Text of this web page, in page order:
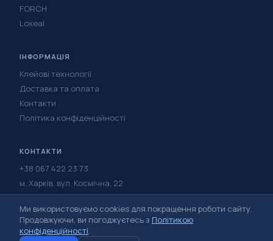
FORCH
Loxeal
ІНФОРМАЦІЯ
Клейові технології
Доставка та оплата
Контакти
Політика конфіденційності
КОНТАКТИ
+38 067 422 23 73
м. Харків, вул. Космічна, 22
Написати в Telegram
Написати у Viber
Ми використовуємо cookies для покращення роботи сайту.
Продовжуючи, ви погоджуєтесь з Політикою
конфіденційності.